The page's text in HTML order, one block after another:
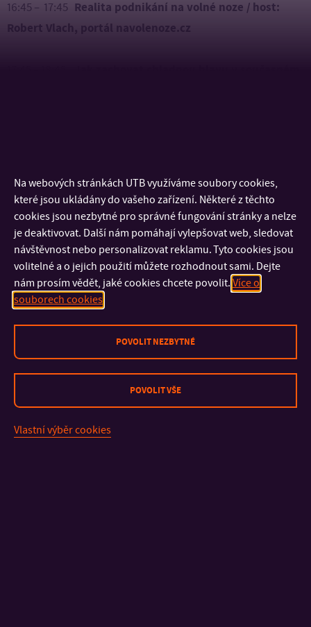
16:45 – 17:45 Realita podnikání na volné noze / host:
Robert Vlach, portál navolenoze.cz
19:00 – 19:30 A co dál během roku najdeš v UPPER? +
Podnikatelská akademie / Můj první milión + Představení
marketingové laboratoře REDlab
19:30 – 22:00 drinky a networking (DJ ktva)
Vstupenky je možné zakoupit skrze portálGoOut.cz.
Web | Facebook Instagram
Na webových stránkách UTB využíváme soubory cookies,
které jsou ukládány do vašeho zařízení. Některé z těchto
cookies jsou nezbytné pro správné fungování stránky a nelze
je deaktivovat. Další nám pomáhají vylepšovat web, sledovat
návštěvnost nebo personalizovat reklamu. Tyto cookies jsou
volitelné a o jejich použití můžete rozhodnout sami. Dejte
nám prosím vědět, jaké cookies chcete povolit. Více o
souborech cookies
POVOLIT NEZBYTNÉ
POVOLIT VŠE
Vlastní výběr cookies